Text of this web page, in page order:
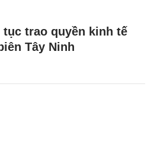
tục trao quyền kinh tế
Tây Ninh